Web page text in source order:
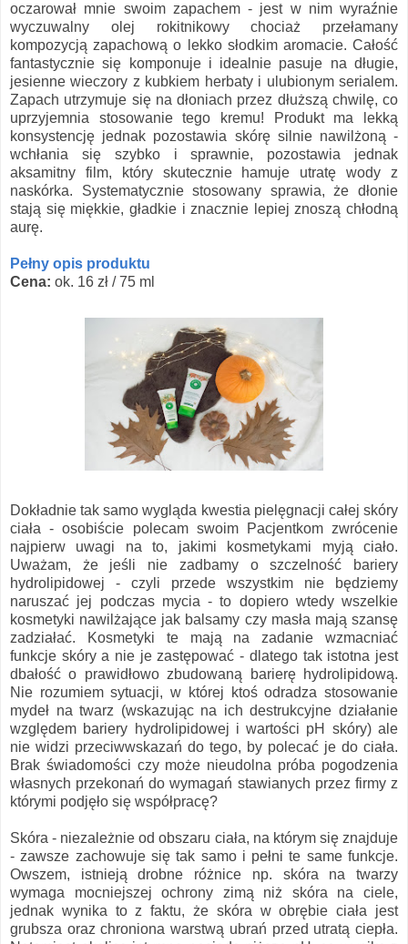
oczarował mnie swoim zapachem - jest w nim wyraźnie
wyczuwalny olej rokitnikowy chociaż przełamany
kompozycją zapachową o lekko słodkim aromacie. Całość
fantastycznie się komponuje i idealnie pasuje na długie,
jesienne wieczory z kubkiem herbaty i ulubionym serialem.
Zapach utrzymuje się na dłoniach przez dłuższą chwilę, co
uprzyjemnia stosowanie tego kremu! Produkt ma lekką
konsystencję jednak pozostawia skórę silnie nawilżoną -
wchłania się szybko i sprawnie, pozostawia jednak
aksamitny film, który skutecznie hamuje utratę wody z
naskórka. Systematycznie stosowany sprawia, że dłonie
stają się miękkie, gładkie i znacznie lepiej znoszą chłodną
aurę.
Pełny opis produktu
Cena: ok. 16 zł / 75 ml
Dokładnie tak samo wygląda kwestia pielęgnacji całej skóry
ciała - osobiście polecam swoim Pacjentkom zwrócenie
najpierw uwagi na to, jakimi kosmetykami myją ciało.
Uważam, że jeśli nie zadbamy o szczelność bariery
hydrolipidowej - czyli przede wszystkim nie będziemy
naruszać jej podczas mycia - to dopiero wtedy wszelkie
kosmetyki nawilżające jak balsamy czy masła mają szansę
zadziałać. Kosmetyki te mają na zadanie wzmacniać
funkcje skóry a nie je zastępować - dlatego tak istotna jest
dbałość o prawidłowo zbudowaną barierę hydrolipidową.
Nie rozumiem sytuacji, w której ktoś odradza stosowanie
mydeł na twarz (wskazując na ich destrukcyjne działanie
względem bariery hydrolipidowej i wartości pH skóry) ale
nie widzi przeciwwskazań do tego, by polecać je do ciała.
Brak świadomości czy może nieudolna próba pogodzenia
własnych przekonań do wymagań stawianych przez firmy z
którymi podjęło się współpracę?
Skóra - niezależnie od obszaru ciała, na którym się znajduje
- zawsze zachowuje się tak samo i pełni te same funkcje.
Owszem, istnieją drobne różnice np. skóra na twarzy
wymaga mocniejszej ochrony zimą niż skóra na ciele,
jednak wynika to z faktu, że skóra w obrębie ciała jest
grubsza oraz chroniona warstwą ubrań przed utratą ciepła.